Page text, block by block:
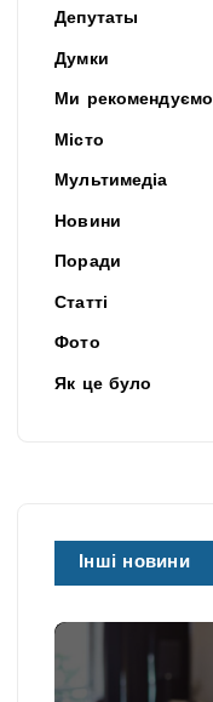
Депутаты
Думки
Ми рекомендуємо
Місто
Мультимедіа
Новини
Поради
Статті
Фото
Як це було
Інші новини